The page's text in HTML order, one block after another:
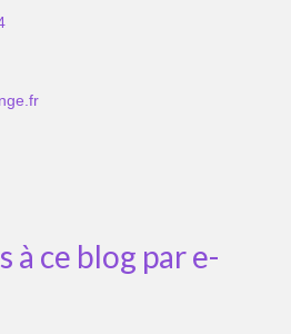
à ce blog par e-